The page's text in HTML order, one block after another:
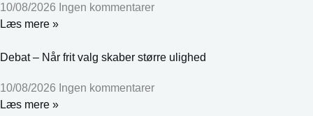
10/08/2026 Ingen kommentarer
Læs mere »
Debat – Når frit valg skaber større ulighed
10/08/2026 Ingen kommentarer
Læs mere »